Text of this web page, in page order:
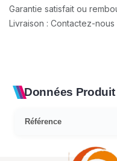
Garantie satisfait ou
Livraison : Contactez-nous
Données Produit
Référence